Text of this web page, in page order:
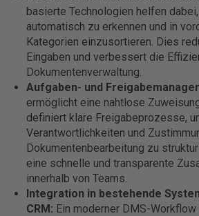
basierte Technologien helfen
automatisch zu erkennen und in
Kategorien einzusortieren. Dies
Eingaben und verbessert die
Dokumentenverwaltung.
Aufgaben- und
ermöglicht eine nahtlose
definiert klare Freigabeprozesse,
Verantwortlichkeiten und
Dokumentenbearbeitung zu
eine schnelle und transparente
innerhalb von Teams.
Integration in bestehende
CRM: Ein moderner DMS-